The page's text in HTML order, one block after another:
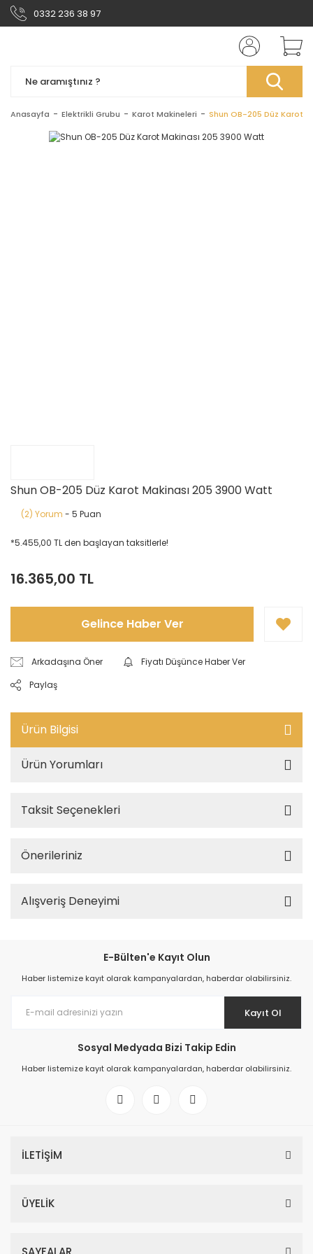
0332 236 38 97
Anasayfa Elektrikli Grubu Karot Makineleri Shun OB-205 Düz Karot
Shun OB-205 Düz Karot Makinası 205 3900 Watt
(2) Yorum - 5 Puan
*5.455,00 TL den başlayan taksitlerle!
16.365,00 TL
Gelince Haber Ver
Arkadaşına Öner
Fiyatı Düşünce Haber Ver
Paylaş
Ürün Bilgisi
Ürün Yorumları
Taksit Seçenekleri
Önerileriniz
Alışveriş Deneyimi
E-Bülten'e Kayıt Olun
Haber listemize kayıt olarak kampanyalardan, haberdar olabilirsiniz.
Kayıt Ol
Sosyal Medyada Bizi Takip Edin
Haber listemize kayıt olarak kampanyalardan, haberdar olabilirsiniz.
İLETİŞİM
ÜYELİK